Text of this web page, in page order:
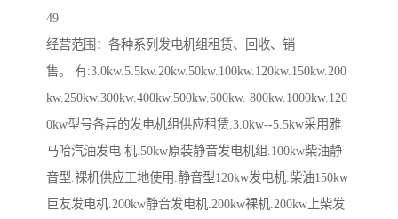
49
经营范围：各种系列发电机组租赁、回收、销
售。 有:3.0kw.5.5kw.20kw.50kw.100kw.120kw.150kw.200
kw.250kw.300kw.400kw.500kw.600kw. 800kw.1000kw.120
0kw型号各异的发电机组供应租赁.3.0kw--5.5kw采用雅
马哈汽油发电 机.50kw原装静音发电机组.100kw柴油静
音型.裸机供应工地使用.静音型120kw发电机.柴油150kw
巨友发电机.200kw静音发电机.200kw裸机.200kw上柴发